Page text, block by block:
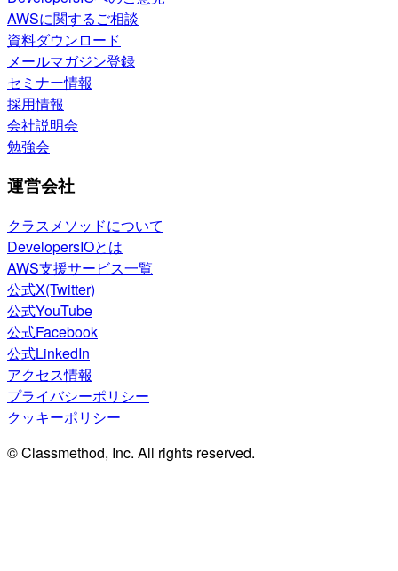
AWSに関するご相談
資料ダウンロード
メールマガジン登録
セミナー情報
採用情報
会社説明会
勉強会
運営会社
クラスメソッドについて
DevelopersIOとは
AWS支援サービス一覧
公式X(Twitter)
公式YouTube
公式Facebook
公式LinkedIn
アクセス情報
プライバシーポリシー
クッキーポリシー
© Classmethod, Inc. All rights reserved.